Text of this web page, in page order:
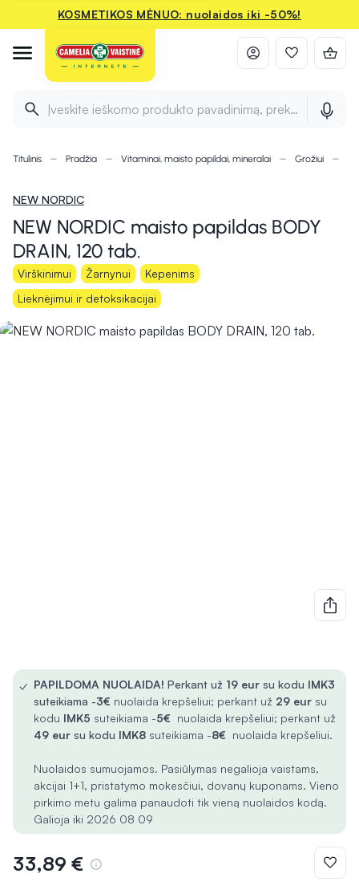
KOSMETIKOS MĖNUO: nuolaidos iki -50%!
Įveskite ieškomo produkto pavadinimą, prekės ženklą ir
Titulinis Pradžia Vitaminai, maisto papildai, mineralai Grožiui
NEW NORDIC
NEW NORDIC maisto papildas BODY
DRAIN, 120 tab.
Virškinimui Žarnynui
Kepenims
Lieknėjimui ir detoksikacijai
✓ PAPILDOMA NUOLAIDA! Perkant už 19 eur su kodu IMK3
suteikiama -3€ nuolaida krepšeliui; perkant už 29 eur su
kodu IMK5 suteikiama -5€ nuolaida krepšeliui; perkant už
49 eur su kodu IMK8 suteikiama -8€ nuolaida krepšeliui.
Nuolaidos sumuojamos. Pasiūlymas negalioja vaistams,
akcijai 1+1, pristatymo mokesčiui, dovanų kuponams. Vieno
pirkimo metu galima panaudoti tik vieną nuolaidos kodą.
Galioja iki 2026 08 09
33,89 €